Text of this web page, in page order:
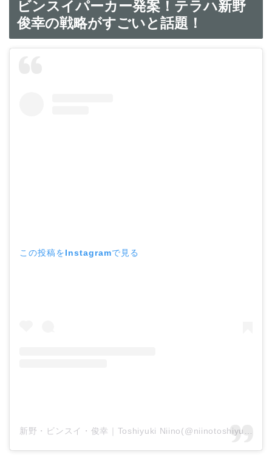
ビンスイパーカー発案！テラハ新野
俊幸の戦略がすごいと話題！
この投稿をInstagramで見る
新野・ビンスイ・俊幸｜Toshiyuki Niino(@niinotoshiyuki)がシェアした投稿